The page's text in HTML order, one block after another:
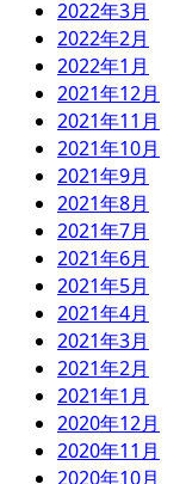
2022年3月
2022年2月
2022年1月
2021年12月
2021年11月
2021年10月
2021年9月
2021年8月
2021年7月
2021年6月
2021年5月
2021年4月
2021年3月
2021年2月
2021年1月
2020年12月
2020年11月
2020年10月